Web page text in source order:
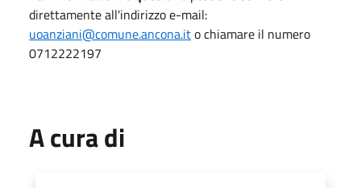
direttamente all'indirizzo e-mail:
uoanziani@comune.ancona.ito chiamare il numero
0712222197
A cura di